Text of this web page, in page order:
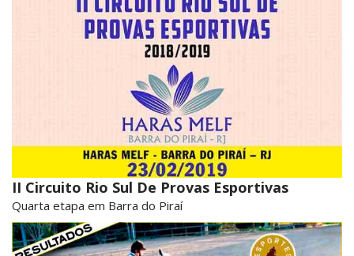
II Circuito Rio Sul De Provas Esportivas
Quarta etapa em Barra do Piraí